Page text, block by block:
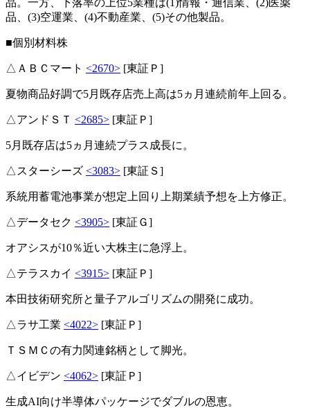
品、(3)空運業、(4)不動産業、(5)その他製品。
■個別材料株
△ＡＢＣマート <2670> [東証Ｐ]
夏物商品好調で5月既存店売上高は5ヵ月連続前年上回る。
△アンドＳＴ <2685> [東証Ｐ]
5月既存店は5ヵ月連続プラス成長に。
△スターシーズ <3083> [東証Ｓ]
系統用蓄電池事業が想定上回り上期業績予想を上方修正。
△データセク <3905> [東証Ｇ]
オアシスが10％近い大株主に急浮上。
△テラスカイ <3915> [東証Ｐ]
本田技術研究所と量子アルゴリズムの開発に成功。
△ラサ工業 <4022> [東証Ｐ]
ＴＳＭＣの有力関連銘柄として脚光。
△イビデン <4062> [東証Ｐ]
生成AI向け半導体パッケージでダブルの恩恵。